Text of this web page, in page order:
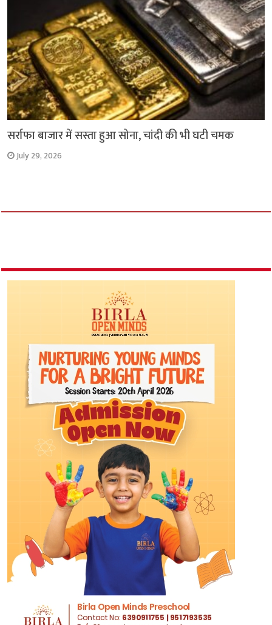
सर्राफा बाजार में सस्ता हुआ सोना, चांदी की भी घटी चमक
July 29, 2026